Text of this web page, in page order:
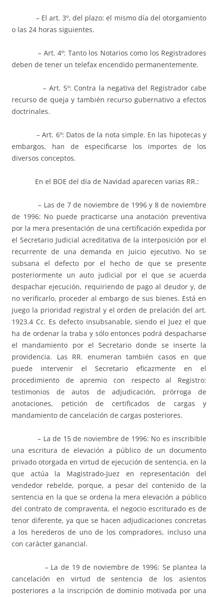
– El art. 3º, del plazo: el mismo día del otorgamiento
o las 24 horas siguientes.
– Art. 4º: Tanto los Notarios como los Registradores
deben de tener un telefax encendido permanentemente.
– Art. 5º: Contra la negativa del Registrador cabe
recurso de queja y también recurso gubernativo a efectos
doctrinales.
– Art. 6º: Datos de la nota simple. En las hipotecas y
embargos, han de especificarse los importes de los
diversos conceptos.
En el BOE del día de Navidad aparecen varias RR.:
– Las de 7 de noviembre de 1996 y 8 de noviembre
de 1996: No puede practicarse una anotación preventiva
por la mera presentación de una certificación expedida por
el Secretario Judicial acreditativa de la interposición por el
recurrente de una demanda en juicio ejecutivo. No se
subsana el defecto por el hecho de que se presente
posteriormente un auto judicial por el que se acuerda
despachar ejecución, requiriendo de pago al deudor y, de
no verificarlo, proceder al embargo de sus bienes. Está en
juego la prioridad registral y el orden de prelación del art.
1923.4 Cc. Es defecto insubsanable, siendo el Juez el que
ha de ordenar la traba y sólo entonces podrá despacharse
el mandamiento por el Secretario donde se inserte la
providencia. Las RR. enumeran también casos en que
puede intervenir el Secretario eficazmente en el
procedimiento de apremio con respecto al Registro:
testimonios de autos de adjudicación, prórroga de
anotaciones, petición de certificados de cargas y
mandamiento de cancelación de cargas posteriores.
– La de 15 de noviembre de 1996: No es inscribible
una escritura de elevación a público de un documento
privado otorgada en virtud de ejecución de sentencia, en la
que actúa la Magistrado-Juez en representación del
vendedor rebelde, porque, a pesar del contenido de la
sentencia en la que se ordena la mera elevación a público
del contrato de compraventa, el negocio escriturado es de
tenor diferente, ya que se hacen adjudicaciones concretas
a los herederos de uno de los compradores, incluso una
con carácter ganancial.
– La de 19 de noviembre de 1996: Se plantea la
cancelación en virtud de sentencia de los asientos
posteriores a la inscripción de dominio motivada por una